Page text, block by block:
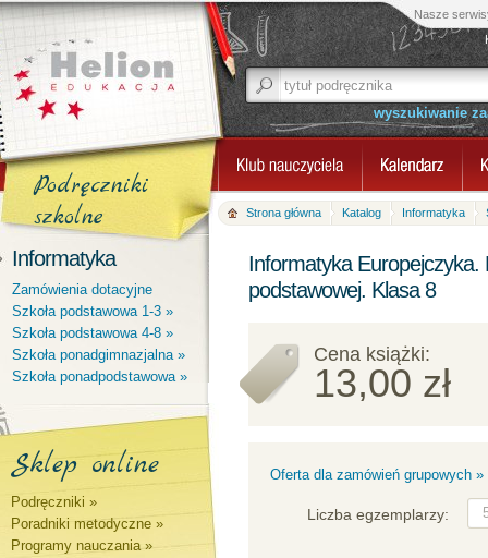
Nasze
wyszukiwanie
Podręczniki
szkolne
Informatyka
Zamówienia dotacyjne
Szkoła podstawowa 1-3 »
Szkoła podstawowa 4-8 »
Szkoła ponadgimnazjalna »
Szkoła ponadpodstawowa »
Sklep online
Podręczniki »
Poradniki metodyczne »
Programy nauczania »
Strona główna Katalog Informatyka
Informatyka Europejczyka.
podstawowej. Klasa 8
Cena książki:
13,00 zł
Oferta dla zamówień grupowych »
Liczba egzemplarzy: